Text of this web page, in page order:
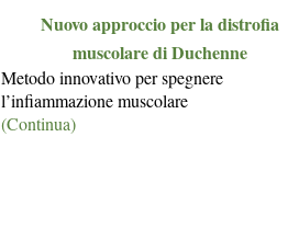
Nuovo approccio per la distrofia
muscolare di Duchenne
Metodo innovativo per spegnere
l’infiammazione muscolare
(Continua)